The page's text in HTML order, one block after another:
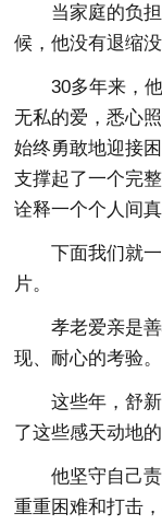
当家庭的负
候，他没有退缩没
30多年来，
无私的爱，悉心
始终勇敢地迎接
支撑起了一个完
诠释一个个人间真
下面我们就
片。
孝老爱亲是
现、耐心的考验。
这些年，舒
了这些感天动地的
他坚守自己
重重困难和打击